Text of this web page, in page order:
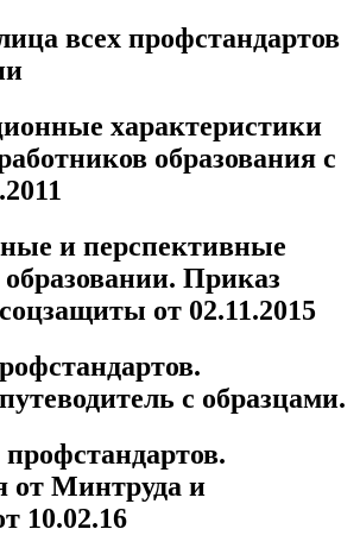
всех профстандартов
характеристики
образования с
и перспективные
Приказ
от 02.11.2015
с образцами.
Минтруда и
10.02.16